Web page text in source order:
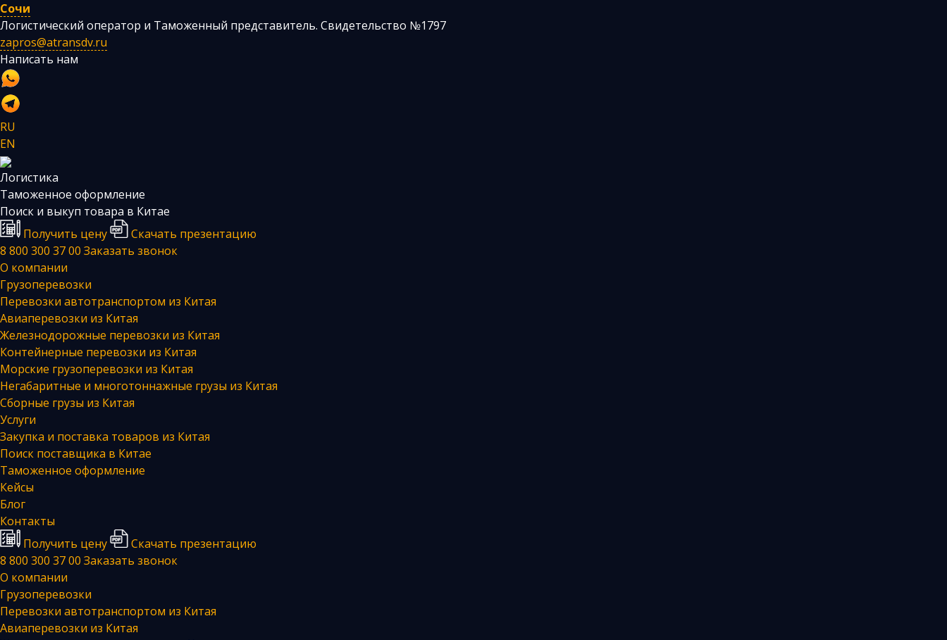
Сочи
Логистический оператор и Таможенный представитель. Свидетельство №1797
zapros@atransdv.ru
Написать нам
RU
EN
Логистика
Таможенное оформление
Поиск и выкуп товара в Китае
Получить цену
Скачать презентацию
8 800 300 37 00 Заказать звонок
О компании
Грузоперевозки
Перевозки автотранспортом из Китая
Авиаперевозки из Китая
Железнодорожные перевозки из Китая
Контейнерные перевозки из Китая
Морские грузоперевозки из Китая
Негабаритные и многотоннажные грузы из Китая
Сборные грузы из Китая
Услуги
Закупка и поставка товаров из Китая
Поиск поставщика в Китае
Таможенное оформление
Кейсы
Блог
Контакты
Получить цену
Скачать презентацию
8 800 300 37 00 Заказать звонок
О компании
Грузоперевозки
Перевозки автотранспортом из Китая
Авиаперевозки из Китая